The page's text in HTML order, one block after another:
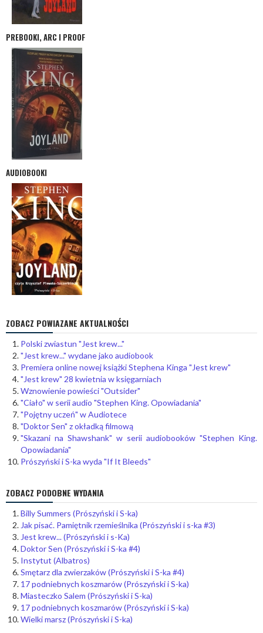
PREBOOKI, ARC I PROOF
AUDIOBOOKI
ZOBACZ POWIAZANE AKTUALNOŚCI
Polski zwiastun "Jest krew..."
"Jest krew..." wydane jako audiobook
Premiera online nowej książki Stephena Kinga "Jest krew"
"Jest krew" 28 kwietnia w księgarniach
Wznowienie powieści "Outsider"
"Ciało" w serii audio "Stephen King. Opowiadania"
"Pojętny uczeń" w Audiotece
"Doktor Sen" z okładką filmową
"Skazani na Shawshank" w serii audiobooków "Stephen King.
Opowiadania"
Prószyński i S-ka wyda "If It Bleeds"
ZOBACZ PODOBNE WYDANIA
Billy Summers (Prószyński i S-ka)
Jak pisać. Pamiętnik rzemieślnika (Prószyński i s-ka #3)
Jest krew... (Prószyński i s-Ka)
Doktor Sen (Prószyński i S-ka #4)
Instytut (Albatros)
Smętarz dla zwierzaków (Prószyński i S-ka #4)
17 podniebnych koszmarów (Prószyński i S-ka)
Miasteczko Salem (Prószyński i S-ka)
17 podniebnych koszmarów (Prószyński i S-ka)
Wielki marsz (Prószyński i S-ka)